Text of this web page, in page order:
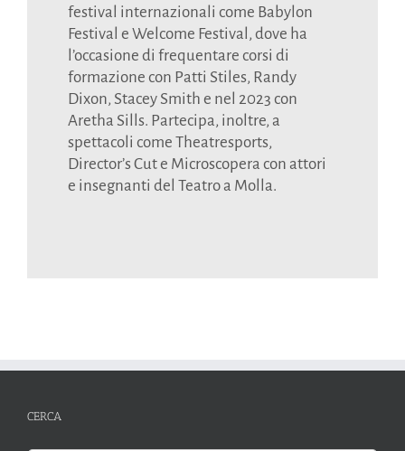
festival internazionali come Babylon
Festival e Welcome Festival, dove ha
l’occasione di frequentare corsi di
formazione con Patti Stiles, Randy
Dixon, Stacey Smith e nel 2023 con
Aretha Sills. Partecipa, inoltre, a
spettacoli come Theatresports,
Director’s Cut e Microscopera con attori
e insegnanti del Teatro a Molla.
CERCA